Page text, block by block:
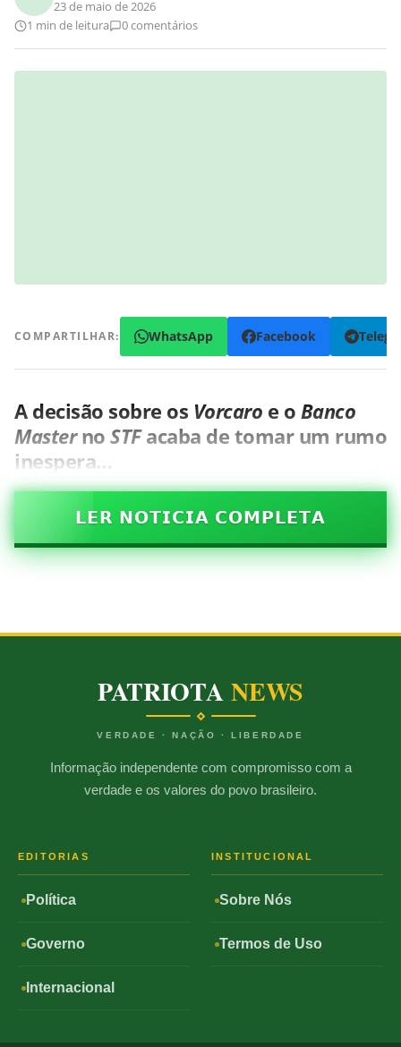
23 de maio de 2026
1 min de leitura
0 comentários
COMPARTILHAR: WhatsApp Facebook
A decisão sobre os Vorcaro e o Banco
Masterno STFacaba de tomar um rumo
inespera…
𝗟𝗘𝗥 𝗡𝗢𝗧𝗜𝗖𝗜𝗔 𝗖𝗢𝗠𝗣𝗟𝗘𝗧𝗔
PATRIOTANEWS
VERDADE · NAÇÃO · LIBERDADE
Informação independente com compromisso com a
verdade e os valores do povo brasileiro.
EDITORIAS
Política
Governo
Internacional
INSTITUCIONAL
Sobre Nós
Termos de Uso